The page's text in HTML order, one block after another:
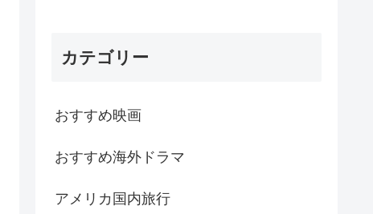
カテゴリー
おすすめ映画
おすすめ海外ドラマ
アメリカ国内旅行